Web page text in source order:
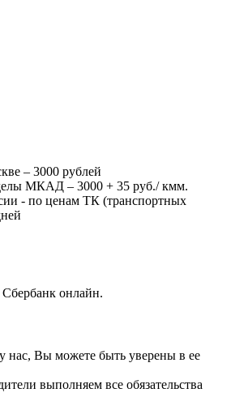
– 3000 рублей
МКАД – 3000 + 35 руб./ кмм.
- по ценам ТК (транспортных
Сбербанк онлайн.
нас, Вы можете быть уверены в ее
выполняем все обязательства